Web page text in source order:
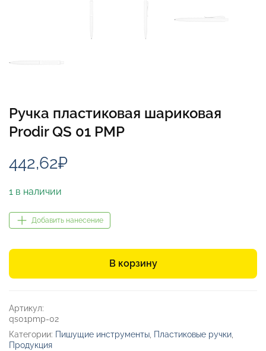
Ручка пластиковая шариковая
Prodir QS 01 PMP
442,62₽
1 в наличии
Добавить нанесение
товара
пластиковая
QS
01
PMP
В корзину
Артикул:
qs01pmp-02
Категории: Пишущие инструменты, Пластиковые ручки,
Продукция